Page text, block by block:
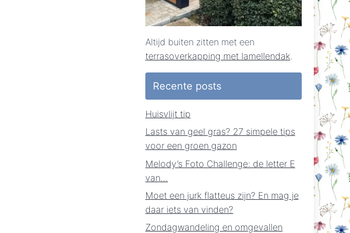
Altijd buiten zitten met een
terrasoverkapping met lamellendak.
Recente posts
Huisvlijt tip
Lasts van geel gras? 27 simpele tips
voor een groen gazon
Melody’s Foto Challenge: de letter E
van…
Moet een jurk flatteus zijn? En mag je
daar iets van vinden?
Zondagwandeling en omgevallen